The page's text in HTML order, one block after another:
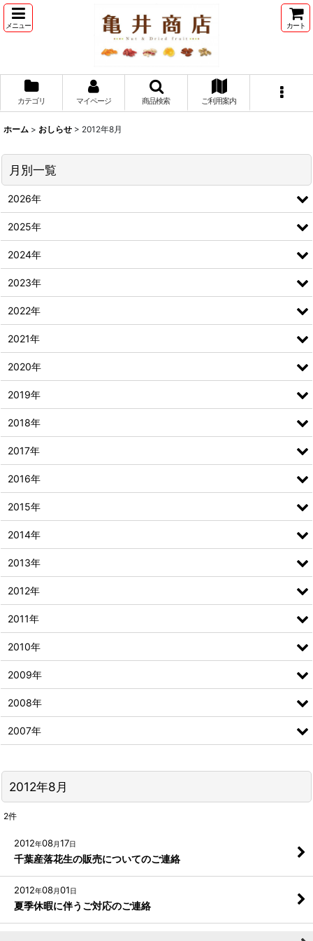
メニュー カート
カテゴリ マイページ 商品検索 ご利用案内
ホーム > おしらせ > 2012年8月
2012年8月
2件
2012年08月17日
千葉産落花生の販売についてのご連絡
2012年08月01日
夏季休暇に伴うご対応のご連絡
月別一覧
2026年
2025年
2024年
2023年
2022年
2021年
2020年
2019年
2018年
2017年
2016年
2015年
2014年
2013年
2012年
2011年
2010年
2009年
2008年
2007年